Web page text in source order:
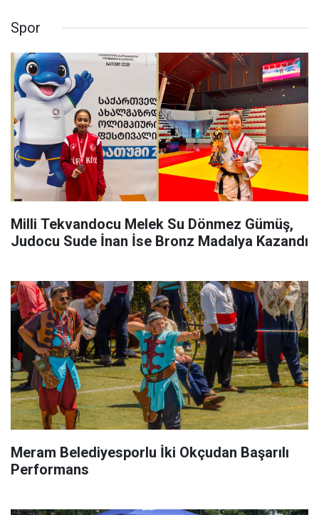
Spor
Milli Tekvandocu Melek Su Dönmez Gümüş,
Judocu Sude İnan İse Bronz Madalya Kazandı
Meram Belediyesporlu İki Okçudan Başarılı
Performans